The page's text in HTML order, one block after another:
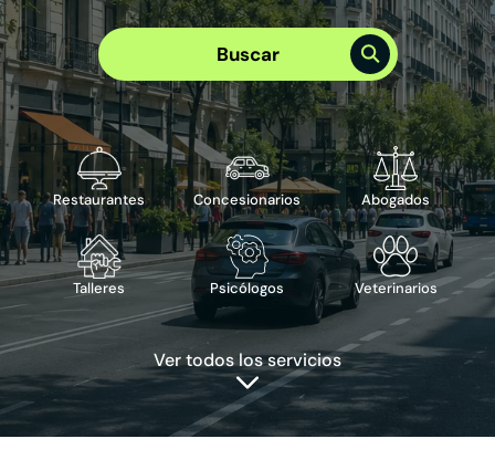
Buscar
Restaurantes Concesionarios Abogados
Talleres Psicólogos Veterinarios
Ver todos los servicios
Te puede interesar
Reserva de cita ›
Reserva de mesa›
Publicidad en Google›
ChatBot IA›
Plan Visibilidad >
Plan Integral >